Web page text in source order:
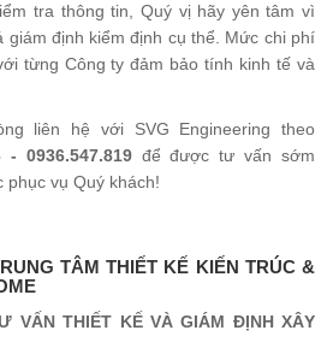
tra thông tin, Quý vị hãy yên tâm vì
giám định kiểm định cụ thể. Mức chi phí
từng Công ty đảm bảo tính kinh tế và
liên hệ với SVG Engineering theo
- 0936.547.819 để được tư vấn sớm
phục vụ Quý khách!
TÂM THIẾT KẾ KIẾN TRÚC &
VẤN THIẾT KẾ VÀ GIÁM ĐỊNH XÂY